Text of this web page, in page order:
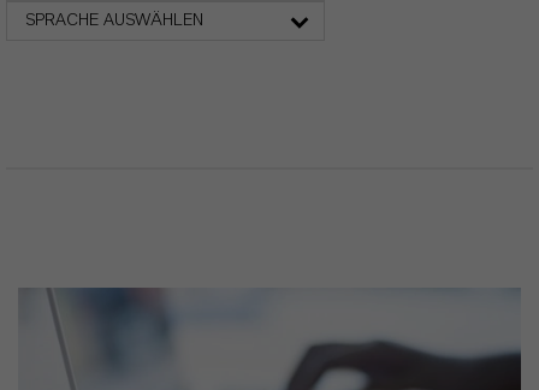
SPRACHE AUSWÄHLEN